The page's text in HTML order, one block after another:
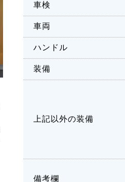
車検
車両
ハンドル
装備
上記以外の装備
備考欄